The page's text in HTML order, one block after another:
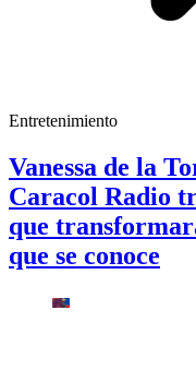
Entretenimiento
Vanessa de la
Caracol Radio
que
que se conoce